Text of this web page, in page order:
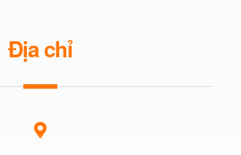
Địa chỉ